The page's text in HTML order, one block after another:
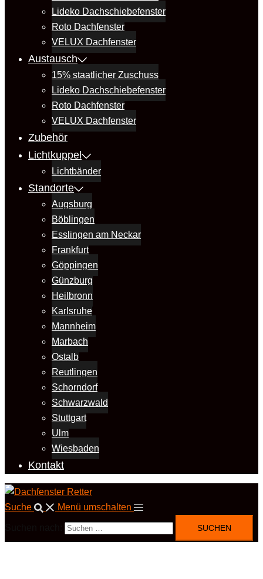
Lideko Dachschiebefenster
Roto Dachfenster
VELUX Dachfenster
Austausch
15% staatlicher Zuschuss
Lideko Dachschiebefenster
Roto Dachfenster
VELUX Dachfenster
Zubehör
Lichtkuppel
Lichtbänder
Standorte
Augsburg
Böblingen
Esslingen am Neckar
Frankfurt
Göppingen
Günzburg
Heilbronn
Karlsruhe
Mannheim
Marbach
Ostalb
Reutlingen
Schorndorf
Schwarzwald
Stuttgart
Ulm
Wiesbaden
Kontakt
Suche Menü umschalten